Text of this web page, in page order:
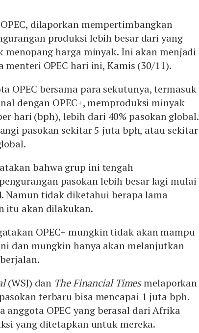
dilaporkan mempertimbangkan
produksi lebih besar dari yang
harga minyak. Ini akan menjadi
menteri OPEC hari ini, Kamis (30/11).
OPEC bersama para sekutunya, termasuk
dengan OPEC+, memproduksi minyak
hari (bph), lebih dari 40% pasokan global.
pasokan sekitar 5 juta bph, atau sekitar
bahwa grup ini tengah
pasokan lebih besar lagi mulai
Namun tidak diketahui berapa lama
itu akan dilakukan.
OPEC+ mungkin tidak akan mampu
dan mungkin hanya akan melanjutkan
(WSJ) dan The Financial Timesmelaporkan
terbaru bisa mencapai 1 juta bph.
anggota OPEC yang berasal dari Afrika
yang ditetapkan untuk mereka.